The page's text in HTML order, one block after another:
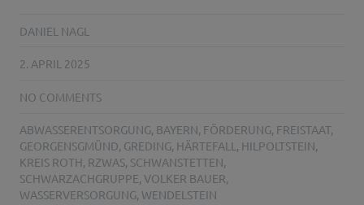
DANIEL NAGL
2. APRIL 2025
NO COMMENTS
ABWASSERENTSORGUNG, BAYERN, FÖRDERUNG, FREISTAAT,
GEORGENSGMÜND, GREDING, HÄRTEFALL , HILPOLTSTEIN,
KREIS ROTH, RZWAS, SCHWANSTETTEN,
SCHWARZACHGRUPPE, VOLKER BAUER,
WASSERVERSORGUNG, WENDELSTEIN